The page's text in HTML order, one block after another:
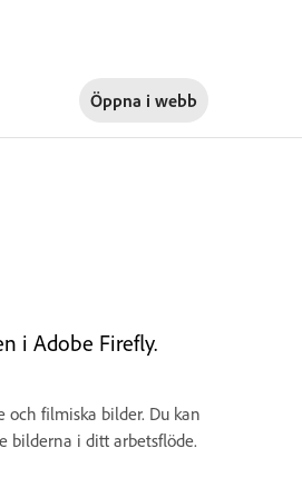
Öppna i webb
i Adobe Firefly.
och filmiska bilder. Du kan
bilderna i ditt arbetsflöde.